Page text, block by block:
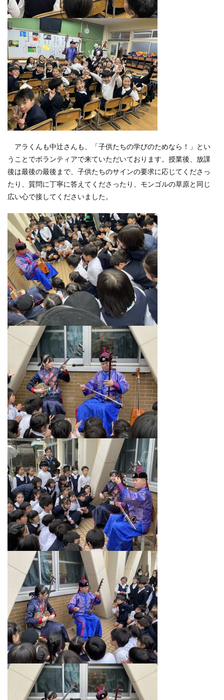
アラくんも中辻さんも、「子供たちの学びのためなら！」とい
うことでボランティアで来ていただいております。授業後、放課
後は最後の最後まで、子供たちのサインの要求に応じてくださっ
たり、質問に丁寧に答えてくださったり、モンゴルの草原と同じ
広い心で接してくださいました。